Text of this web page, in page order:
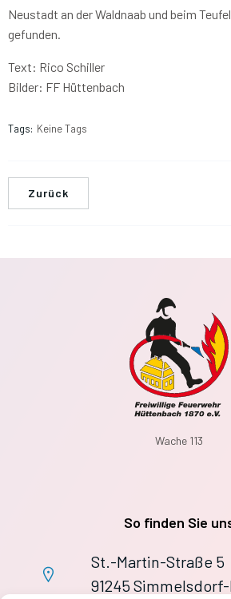
Neustadt an der Waldnaab und beim
gefunden.
Text: Rico Schiller
Bilder: FF Hüttenbach
Tags: Keine Tags
Zurück
Wache 113
So finden Sie
St.-Martin-Straße 5
91245